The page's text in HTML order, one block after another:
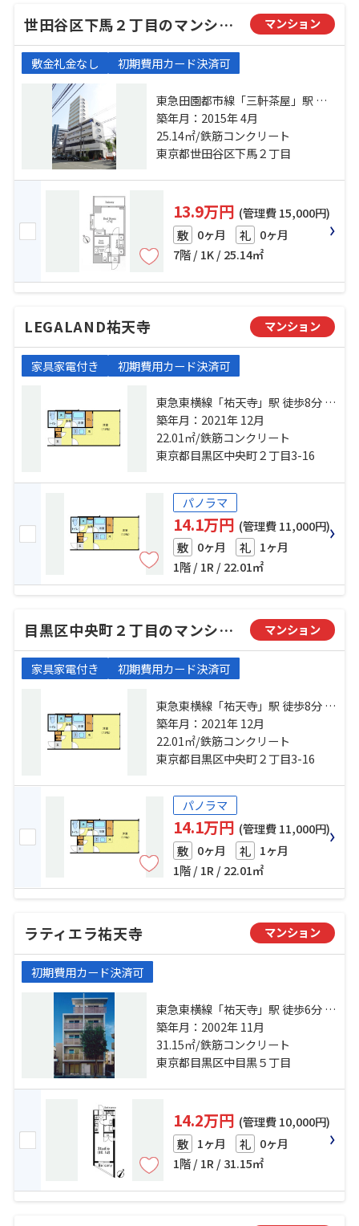
世田谷区下馬２丁目のマンション マンション
敷金礼金なし 初期費用カード決済可
東急田園都市線「三軒茶屋」駅 徒
歩14分 東急東横線「祐天寺」駅 徒
歩16分 東急田園都市線「池尻大
橋」駅 徒歩17分
築年月：2015年 4月
25.14㎡/鉄筋コンクリート
東京都世田谷区下馬２丁目
13.9万円 (管理費 15,000円)
敷 0ヶ月 礼 0ヶ月
7階 / 1K / 25.14㎡
LEGALAND祐天寺 マンション
家具家電付き 初期費用カード決済可
東急東横線「祐天寺」駅 徒歩8分 東
急東横線「学芸大学」駅 徒歩11分
日比谷線「中目黒」駅 徒歩23分
築年月：2021年 12月
22.01㎡/鉄筋コンクリート
東京都目黒区中央町２丁目3-16
パノラマ
14.1万円 (管理費 11,000円)
敷 0ヶ月 礼 1ヶ月
1階 / 1R / 22.01㎡
目黒区中央町２丁目のマンション マンション
家具家電付き 初期費用カード決済可
東急東横線「祐天寺」駅 徒歩8分 東
急東横線「学芸大学」駅 徒歩11分
日比谷線「中目黒」駅 徒歩23分
築年月：2021年 12月
22.01㎡/鉄筋コンクリート
東京都目黒区中央町２丁目3-16
パノラマ
14.1万円 (管理費 11,000円)
敷 0ヶ月 礼 1ヶ月
1階 / 1R / 22.01㎡
ラティエラ祐天寺 マンション
初期費用カード決済可
東急東横線「祐天寺」駅 徒歩6分 日
比谷線「中目黒」駅 徒歩15分 東急
東横線「学芸大学」駅 徒歩16分
築年月：2002年 11月
31.15㎡/鉄筋コンクリート
東京都目黒区中目黒５丁目
14.2万円 (管理費 10,000円)
敷 1ヶ月 礼 0ヶ月
1階 / 1R / 31.15㎡